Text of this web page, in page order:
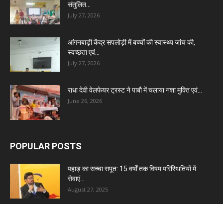
संतुलित...
July 27, 2026
आंगनबाड़ी केंद्र सपलोड़ी में बच्चों की स्वास्थ्य जांच की,
स्वच्छता एवं...
July 27, 2026
राधा देवी वेलफेयर ट्रस्ट ने पाबौ में चलाया नशा मुक्ति एवं...
June 26, 2026
POPULAR POSTS
पहाड़ का सच्चा सपूत: 15 वर्षों तक विषम परिस्थितियों में
सेवाएं...
August 27, 2025